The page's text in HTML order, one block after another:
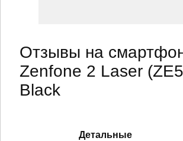
Отзывы на
Zenfone 2 Laser
Black
Детальные